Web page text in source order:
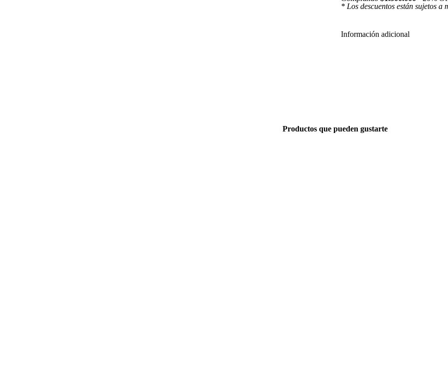
* Los descuentos están sujetos
Información adicional
Productos que pueden gustarte